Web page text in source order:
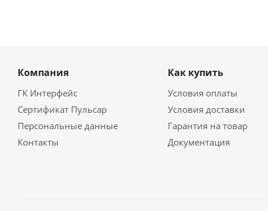
Компания
ГК Интерфейс
Сертификат Пульсар
Персональные данные
Контакты
Как купить
Условия оплаты
Условия доставки
Гарантия на товар
Документация